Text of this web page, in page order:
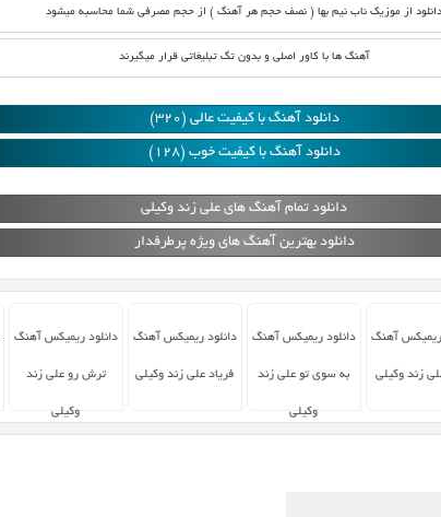
دانلود از موزیک ناب نیم بها ( نصف حجم هر آهنگ ) از حجم مصرفی شما محاسبه میشود
آهنگ ها با کاور اصلی و بدون تگ تبلیغاتی قرار میگیرند
دانلود آهنگ با کیفیت عالی (320)
دانلود آهنگ با کیفیت خوب (128)
دانلود تمام آهنگ های علی زند وکیلی
دانلود بهترین آهنگ های ویژه پرطرفدار
ریمیکس آهنگ
زند وکیلی
دانلود ریمیکس آهنگ
به سوی تو علی زند
وکیلی
دانلود ریمیکس آهنگ
فریاد علی زند وکیلی
دانلود ریمیکس آهنگ
ترش رو علی زند
وکیلی